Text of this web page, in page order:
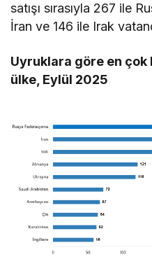
satışı sırasıyla 267 ile
İran ve 146 ile Irak
Uyruklara göre en çok
ülke, Eylül 2025